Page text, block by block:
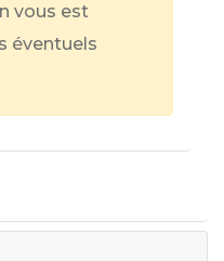
vous est
éventuels